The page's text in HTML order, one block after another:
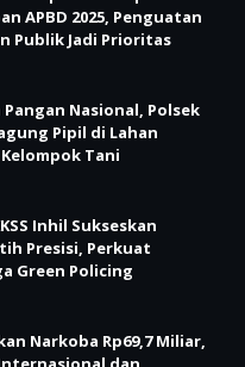
APBD 2025, Penguatan
Publik Jadi Prioritas
Nasional, Polsek
Pipil di Lahan
Tani
Inhil Sukseskan
Presisi, Perkuat
Green Policing
Narkoba Rp69,7 Miliar,